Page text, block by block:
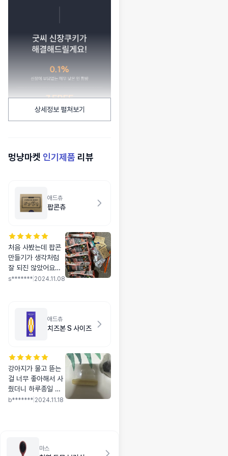
상세정보 펼쳐보기
멍냥마켓 인기제품 리뷰
애드츄
팝콘츄
처음 사봤는데 팝콘
만들기가 생각처럼
잘 되진 않았어요ㅠ
ㅠ 근데 어쨌든 적당
들이 맛있게 먹어요
s******* 2024.11.08
애드츄
치즈본 S 사이즈
강아지가 물고 뜯는
걸 너무 좋아해서 사
줬더니 하루종일 맛
보고 한개가지고 며
b******* 2024.11.18
마스